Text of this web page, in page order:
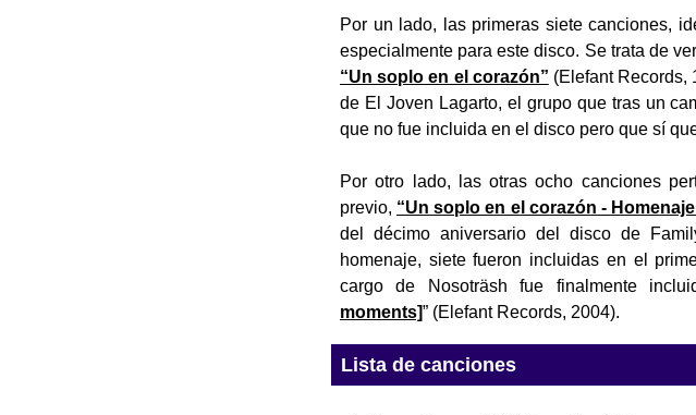
Por un lado, las primeras siete canciones,
especialmente para este disco. Se trata de
“Un soplo en el corazón” (Elefant Records,
de El Joven Lagarto, el grupo que tras un
que no fue incluida en el disco pero que sí
Por otro lado, las otras ocho canciones
previo, “Un soplo en el corazón -
del décimo aniversario del disco de
homenaje, siete fueron incluidas en el
cargo de Nosoträsh fue finalmente
moments]” (Elefant Records, 2004).
Lista de canciones